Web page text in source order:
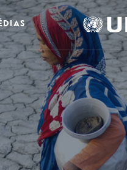
Logo
de
l’UNOPS